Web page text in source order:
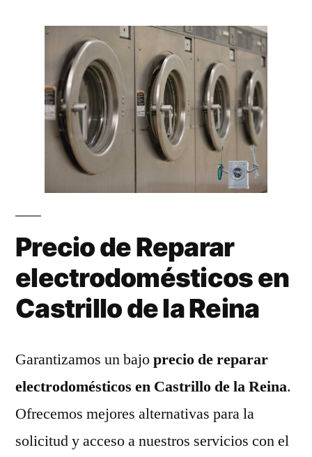
Precio de Reparar
electrodomésticos en
Castrillo de la Reina
Garantizamos un bajoprecio de reparar
electrodomésticos en Castrillo de la Reina.
Ofrecemos mejores alternativas para la
solicitud y acceso a nuestros servicios con el